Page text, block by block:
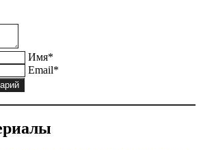
Имя*
Email*